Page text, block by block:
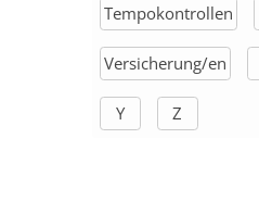
Tempokontrollen
Versicherung/en
Y Z